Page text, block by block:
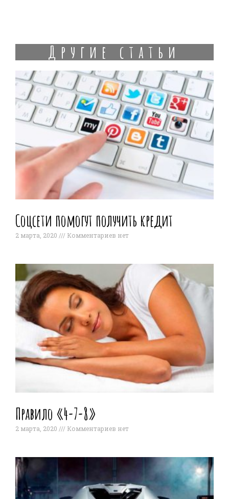
Другие статьи
Соцсети помогут получить кредит
2 марта, 2020 Комментариев нет
Правило «4-7-8»
2 марта, 2020 Комментариев нет